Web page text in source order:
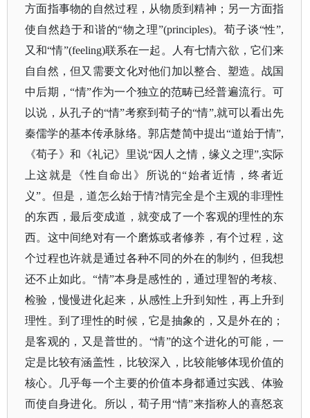
方面指事物的自然过程，从物质到精神；另一方面指
使自然趋于和谐的“物之理”(principles)。荀子谈“性”,
又和“情”(feeling)联系在一起。人有七情六欲，它们来
自自然，但又需要文化对他们加以整合、塑造。战国
中后期，“情”作为一个独立的范畴已经普遍流行。可
以说，从孔子的“情”考察到荀子的“情”,就可以看出先
秦儒学的基本传承脉络。郭店楚简中提出“道始于情”,
《荀子》 和《礼记》里说“因人之情，缘义之理”,实际
上这就是《性自命出》所说的“始者近情，终者近
义”。但是，道怎么始于情?情完全是个主观的非理性
的东西，最后变成道，就变成了一个客观的理性的东
西。这中间绝对有一个磨炼或者修养，有个过程，这
个过程也许就是通过各种不同的外在的制约，但我想
还不止如此。“情”本身是感性的，通过理智的考核、
检验，慢慢进化起来，从感性上升到知性，再上升到
理性。到了理性的时候，它是抽象的，又是外在的；
是客观的，又是普世的。“情”的这个进化的可能，一
定是比较有涵盖性，比较深入，比较能够体现价值的
核心。几乎每一个主要的价值本身都通过实践、体验
而使自身进化。所以，荀子用“情”来指称人的喜怒哀